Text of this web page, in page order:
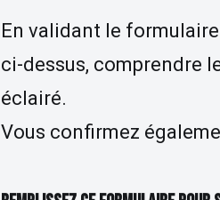
En validant le
ci-dessus, comprendre
éclairé.
Vous confirmez